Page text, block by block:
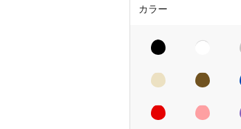
カラー